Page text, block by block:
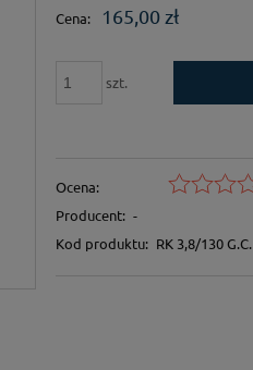
płatności
Cena: 165,00 zł
szt.
Ocena:
Producent: -
Kod produktu: RK 3,8/130 G.C.